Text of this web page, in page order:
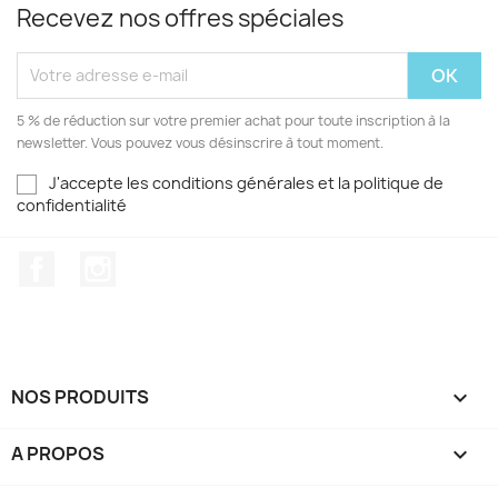
Recevez nos offres spéciales
5 % de réduction sur votre premier achat pour toute inscription à la
newsletter. Vous pouvez vous désinscrire à tout moment.
J'accepte les conditions générales et la politique de
confidentialité
NOS PRODUITS 
A PROPOS 